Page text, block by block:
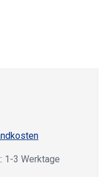
1-3 Werktage